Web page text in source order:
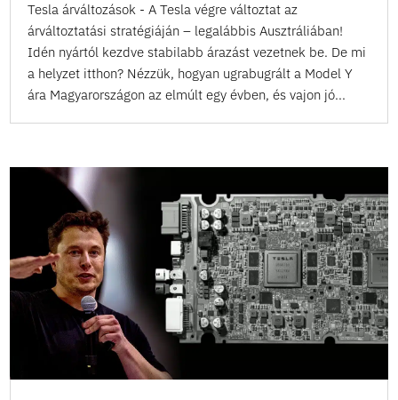
Tesla árváltozások - A Tesla végre változtat az
árváltoztatási stratégiáján – legalábbis Ausztráliában!
Idén nyártól kezdve stabilabb árazást vezetnek be. De mi
a helyzet itthon? Nézzük, hogyan ugrabugrált a Model Y
ára Magyarországon az elmúlt egy évben, és vajon jó...